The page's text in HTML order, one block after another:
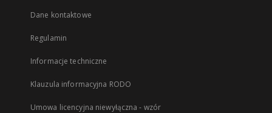
Dane kontaktowe
Regulamin
Informacje techniczne
Klauzula informacyjna RODO
Umowa licencyjna niewyłączna - wzór